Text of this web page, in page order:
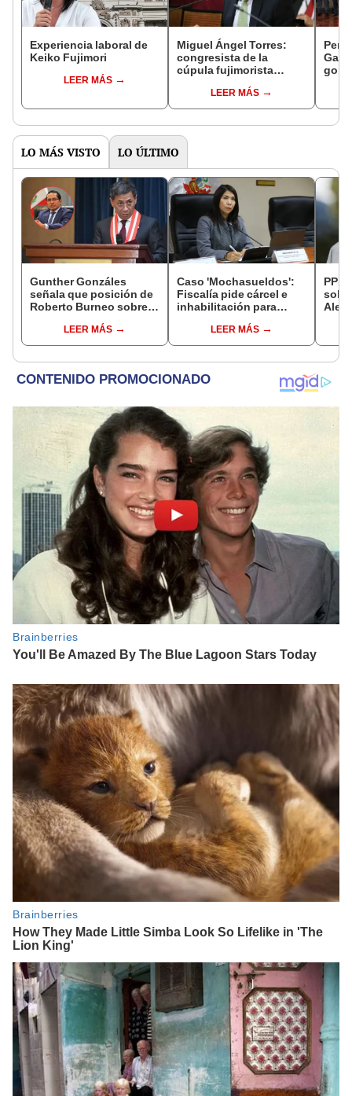
Experiencia laboral de
Keiko Fujimori
LEER MÁS
Miguel Ángel Torres:
congresista de la
cúpula fujimorista
del SenadoLEER MÁS
LO MÁS VISTO LO ÚLTIMO
Gunther Gonzáles
señala que posición de
Roberto Burneo sobre
Aliaga no representan al
JNE
LEER MÁS
Caso 'Mochasueldos':
Fiscalía pide cárcel e
inhabilitación para
fujimorista María
Cordero Jon Tay
LEER MÁS
PPK